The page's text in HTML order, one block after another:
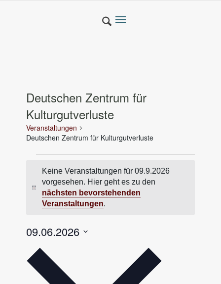
Deutschen Zentrum für
Kulturgutverluste
Veranstaltungen
Deutschen Zentrum für Kulturgutverluste
für
09.9.2026
Hinweis
Keine Veranstaltungen für 09.9.2026
vorgesehen. Hier geht es zu den
nächsten bevorstehenden
Veranstaltungen.
09.06.2026
Datum
wählen.